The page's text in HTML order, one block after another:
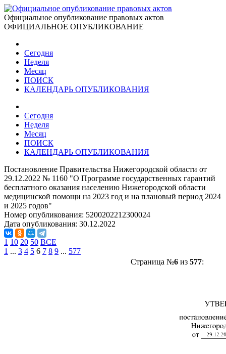
Официальное опубликование правовых актов
ОФИЦИАЛЬНОЕ ОПУБЛИКОВАНИЕ
Сегодня
Неделя
Месяц
ПОИСК
КАЛЕНДАРЬ ОПУБЛИКОВАНИЯ
Сегодня
Неделя
Месяц
ПОИСК
КАЛЕНДАРЬ ОПУБЛИКОВАНИЯ
Постановление Правительства Нижегородской области от
29.12.2022 № 1160 "О Программе государственных гарантий
бесплатного оказания населению Нижегородской области
медицинской помощи на 2023 год и на плановый период 2024
и 2025 годов"
Номер опубликования: 5200202212300024
Дата опубликования: 30.12.2022
1 10 20 50 ВСЕ
1 ... 3 4 5 6 7 8 9 ... 577
Страница №6из 577: